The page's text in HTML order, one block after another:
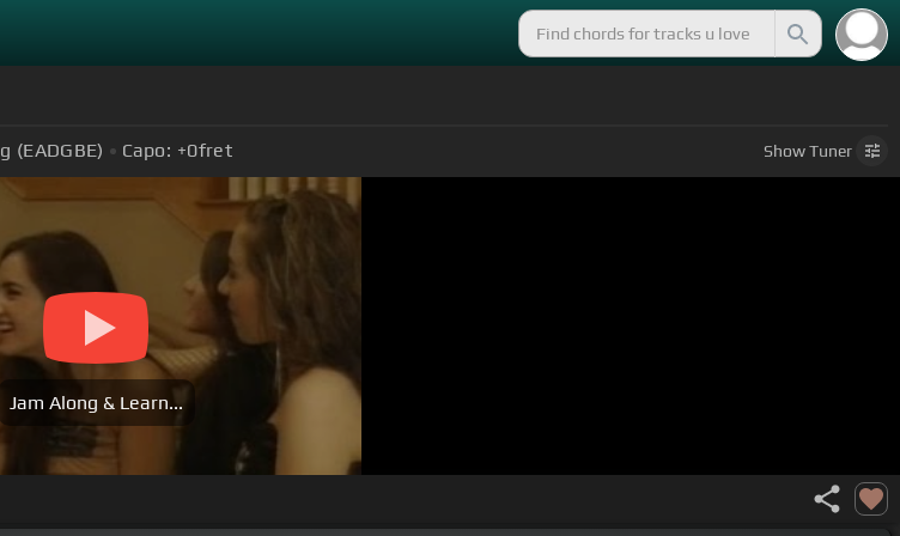
(EADGBE) Capo: +0fret ShowTuner
Jam Along & Learn...